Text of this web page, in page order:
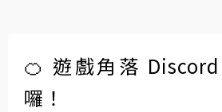
🍊 遊戲角落
囉！